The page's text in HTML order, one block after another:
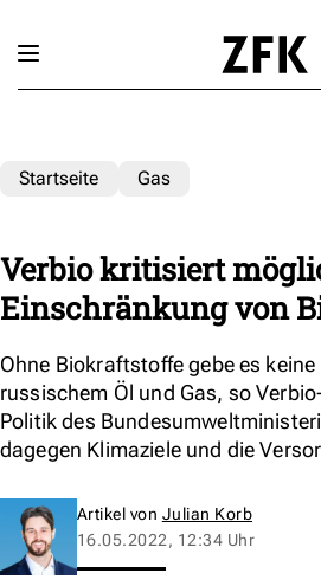
Startseite Gas
Verbio kritisiert
Einschränkung von
Ohne Biokraftstoffe gebe es
russischem Öl und Gas, so
Politik des
dagegen Klimaziele und die
Artikel von Julian Korb
16.05.2022, 12:34 Uhr